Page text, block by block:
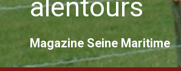
alentours
Magazine Seine Maritime